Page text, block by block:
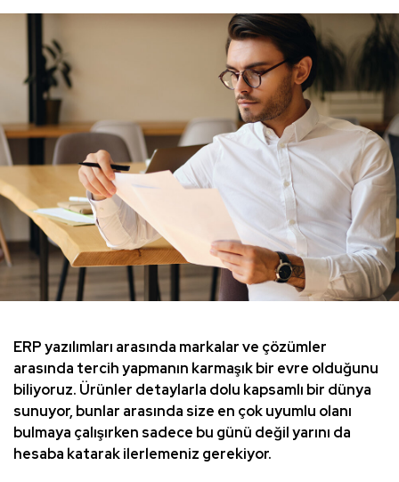
ERP yazılımları arasında markalar ve çözümler
arasında tercih yapmanın karmaşık bir evre olduğunu
biliyoruz. Ürünler detaylarla dolu kapsamlı bir dünya
sunuyor, bunlar arasında size en çok uyumlu olanı
bulmaya çalışırken sadece bu günü değil yarını da
hesaba katarak ilerlemeniz gerekiyor.